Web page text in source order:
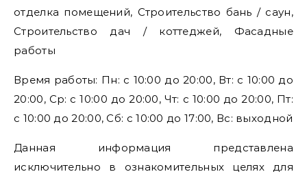
отделка помещений, Строительство бань / саун,
Строительство дач / коттеджей, Фасадные
работы
Время работы: Пн: с 10:00 до 20:00, Вт: с 10:00 до
20:00, Ср: с 10:00 до 20:00, Чт: с 10:00 до 20:00, Пт:
с 10:00 до 20:00, Сб: с 10:00 до 17:00, Вс: выходной
Данная информация представлена
исключительно в ознакомительных целях для